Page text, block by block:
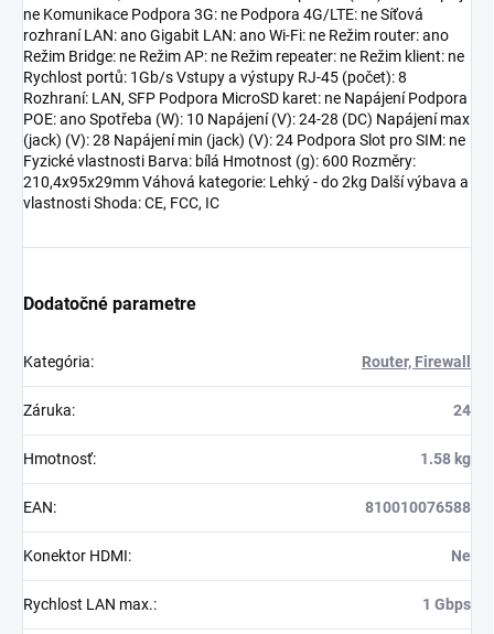
ne Komunikace Podpora 3G: ne Podpora 4G/LTE: ne Síťová
rozhraní LAN: ano Gigabit LAN: ano Wi-Fi: ne Režim router: ano
Režim Bridge: ne Režim AP: ne Režim repeater: ne Režim klient: ne
Rychlost portů: 1Gb/s Vstupy a výstupy RJ-45 (počet): 8
Rozhraní: LAN, SFP Podpora MicroSD karet: ne Napájení Podpora
POE: ano Spotřeba (W): 10 Napájení (V): 24-28 (DC) Napájení max
(jack) (V): 28 Napájení min (jack) (V): 24 Podpora Slot pro SIM: ne
Fyzické vlastnosti Barva: bílá Hmotnost (g): 600 Rozměry:
210,4x95x29mm Váhová kategorie: Lehký - do 2kg Další výbava a
vlastnosti Shoda: CE, FCC, IC
Dodatočné parametre
Kategória: Router, Firewall
Záruka: 24
Hmotnosť: 1.58 kg
EAN: 810010076588
Konektor HDMI: Ne
Rychlost LAN max.: 1 Gbps